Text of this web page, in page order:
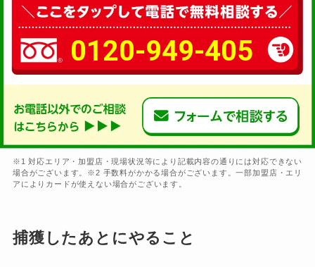
0120-949-405
※1 対応エリア・加盟店・現場状況等により記載内容の通りには対応できない
場合がございます。※2 手数料がかかる場合がございます。一部加盟店・エリ
アによりカードが使えない場合がございます。
捕獲したあとにやること